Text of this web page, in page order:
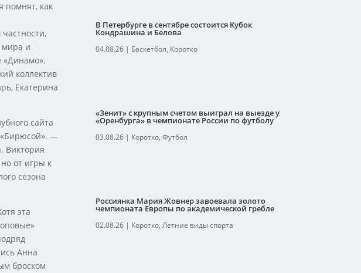
помнят, как
мира и
«Динамо».
коллектив
Екатерина
сайта
—
Виктория
от игры к
сезона
эта
Анна
броском
В Петербурге в сентябре состоится Кубок
Кондрашина и Белова
04.08.26| Баскетбол, Коротко
«Зенит» с крупным счетом выиграл на выезде у
«Оренбурга» в чемпионате России по футболу
03.08.26| Коротко, Футбол
Россиянка Мария Жовнер завоевала золото
чемпионата Европы по академической гребле
02.08.26| Коротко, Летние виды спорта